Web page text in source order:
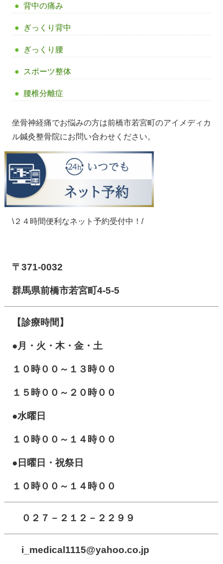
背中の痛み
ぎっくり背中
ぎっくり腰
スポーツ整体
腰椎分離症
坐骨神経痛でお悩みの方は前橋市若宮町のアイメディカ
ル鍼灸整骨院にお問い合わせください。
\２４時間便利なネット予約受付中！/
〒371-0032
群馬県前橋市若宮町4-5-5
【診療時間】
●月・火・木・金・土
１０ 時００～１３時００
１５時００～２０時００
●水曜日
１０時００～１４時００
●日曜日・祝祭日
１０時００～１４時００
０２７－２１２－２２９９
i_medical1115@yahoo.co.jp